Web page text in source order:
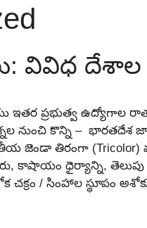
వివిధ
ఇతర ప్రభుత్వ ఉద్యోగాల రాత
నుంచి కొన్ని –
జెండా తిరంగా
కాషాయం ధైర్యాన్ని, తెలుపు
చక్రం / సింహాల స్థూపం